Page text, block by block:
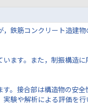
鉄筋コンクリート造建
ます。また，制振構造
。接合部は構造物の安
験や解析による評価を行